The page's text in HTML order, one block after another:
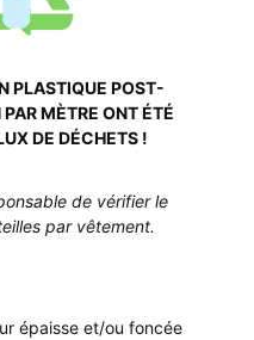
PLASTIQUE POST-
MÈTRE ONT ÉTÉ
DE DÉCHETS !
de vérifier le
par vêtement.
épaisse et/ou foncée